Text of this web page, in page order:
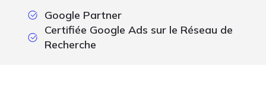
Google Partner
Certifiée Google Ads sur le Réseau de
Recherche